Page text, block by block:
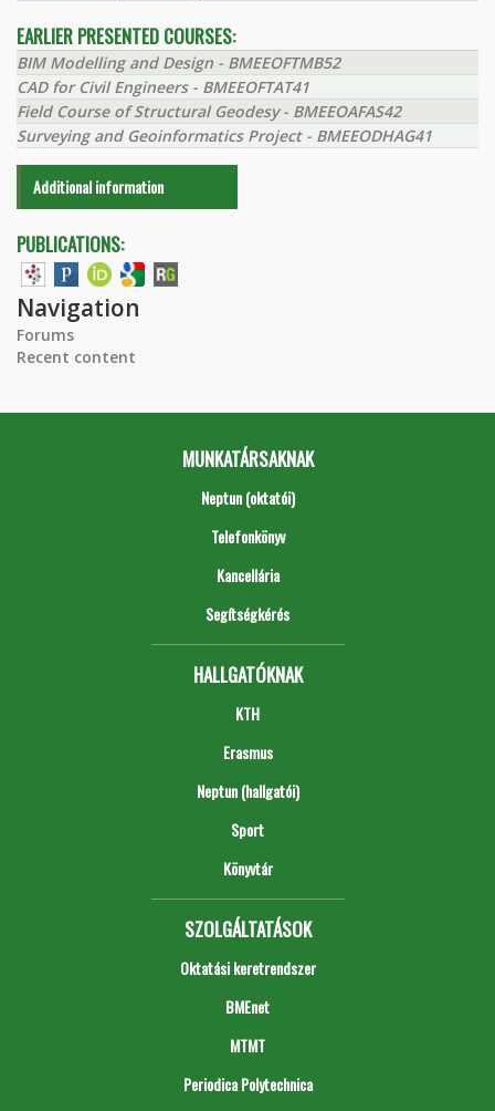
EARLIER PRESENTED COURSES:
BIM Modelling and Design - BMEEOFTMB52
CAD for Civil Engineers - BMEEOFTAT41
Field Course of Structural Geodesy - BMEEOAFAS42
Surveying and Geoinformatics Project - BMEEODHAG41
Additional information
PUBLICATIONS:
Navigation
Forums
Recent content
MUNKATÁRSAKNAK
Neptun (oktatói)
Telefonkönyv
Kancellária
Segítségkérés
HALLGATÓKNAK
KTH
Erasmus
Neptun (hallgatói)
Sport
Könyvtár
SZOLGÁLTATÁSOK
Oktatási keretrendszer
BMEnet
MTMT
Periodica Polytechnica